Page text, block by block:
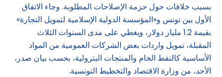
بسبب خلافات حول حزمة الإصلاحات المطلوبة. وجاء الاتفاق
الأول بين تونس و«المؤسسة الدولية الإسلامية لتمويل التجارة»
بقيمة 1.2 مليار دولار، ويغطي على مدى السنوات الثلاث
المقبلة، تمويل واردات بعض الشركات العمومية من المواد
الأساسية كالنفط الخام والمنتجات البترولية، بحسب بيان صدر،
الأحد، من وزارة الاقتصاد والتخطيط التونسية.